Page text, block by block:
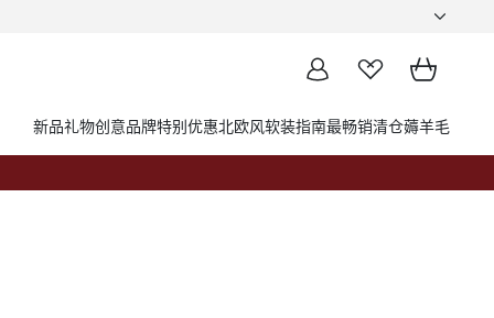
新品礼物创意品牌特别优惠北欧风软装指南最畅销清仓薅羊毛